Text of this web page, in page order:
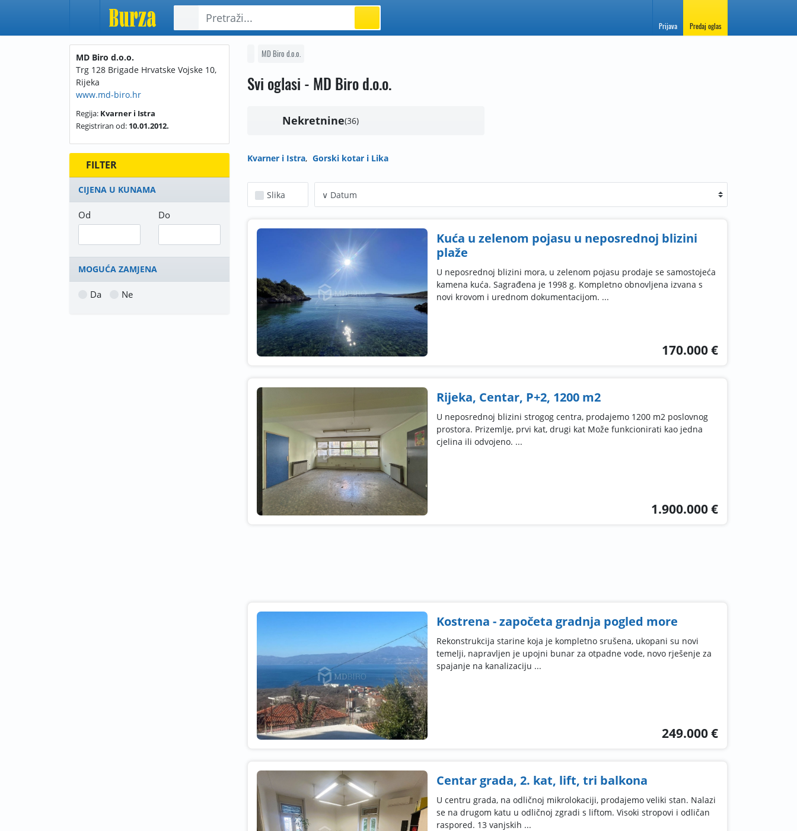
Prijava Predaj oglas
MD Biro d.o.o.
Trg 128 Brigade Hrvatske Vojske 10,
Rijeka
www.md-biro.hr
Regija: Kvarner i Istra
Registriran od: 10.01.2012.
FILTER
CIJENA U KUNAMA
Od Do
MOGUĆA ZAMJENA
Da Ne
MD Biro d.o.o.
Svi oglasi - MD Biro d.o.o.
Nekretnine 36
Kvarner i Istra Gorski kotar i Lika
Slika
Kuća u zelenom pojasu u neposrednoj blizini
plaže
U neposrednoj blizini mora, u zelenom pojasu prodaje se samostojeća
kamena kuća. Sagrađena je 1998 g. Kompletno obnovljena izvana s
novi krovom i urednom dokumentacijom. ...
170.000 €
Rijeka, Centar, P+2, 1200 m2
U neposrednoj blizini strogog centra, prodajemo 1200 m2 poslovnog
prostora. Prizemlje, prvi kat, drugi kat Može funkcionirati kao jedna
cjelina ili odvojeno. ...
1.900.000 €
Kostrena - započeta gradnja pogled more
Rekonstrukcija starine koja je kompletno srušena, ukopani su novi
temelji, napravljen je upojni bunar za otpadne vode, novo rješenje za
spajanje na kanalizaciju ...
249.000 €
Centar grada, 2. kat, lift, tri balkona
U centru grada, na odličnoj mikrolokaciji, prodajemo veliki stan. Nalazi
se na drugom katu u odličnoj zgradi s liftom. Visoki stropovi i odličan
raspored. 13 vanjskih ...